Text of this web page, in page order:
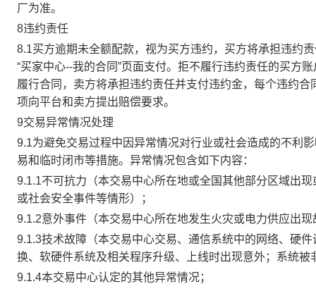
厂为准。
8违约责任
8.1买方逾期未全额配款，视为买方违约，买方将承担违约
“买家中心--我的合同”页面支付。拒不履行违约责任的买方
履行合同，卖方将承担违约责任并支付违约金，每个违约
项向平台和卖方提出赔偿要求。
9交易异常情况处理
9.1为避免交易过程中因异常情况对行业或社会造成的不利
易和临时闭市等措施。异常情况包含如下内容：
9.1.1不可抗力（本交易中心所在地或全国其他部分区域出
或社会安全事件等情形）；
9.1.2意外事件（本交易中心所在地发生火灾或电力供应出
9.1.3技术故障（本交易中心交易、通信系统中的网络、硬
换、软硬件系统及相关程序升级、上线时出现意外；系统
9.1.4本交易中心认定的其他异常情况；